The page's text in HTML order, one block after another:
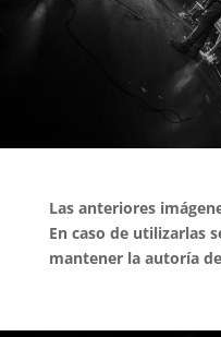
Las anteriores
En caso de utilizarlas
mantener la autoría